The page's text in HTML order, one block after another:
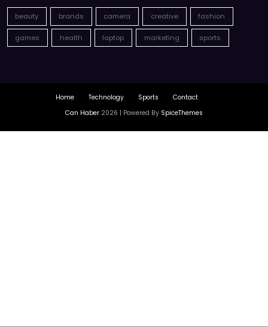
beauty brands camera creative fashion
games health laptop marketing sports
Home Technology Sports
Contact
Can Haber 2026 | Powered By SpiceThemes